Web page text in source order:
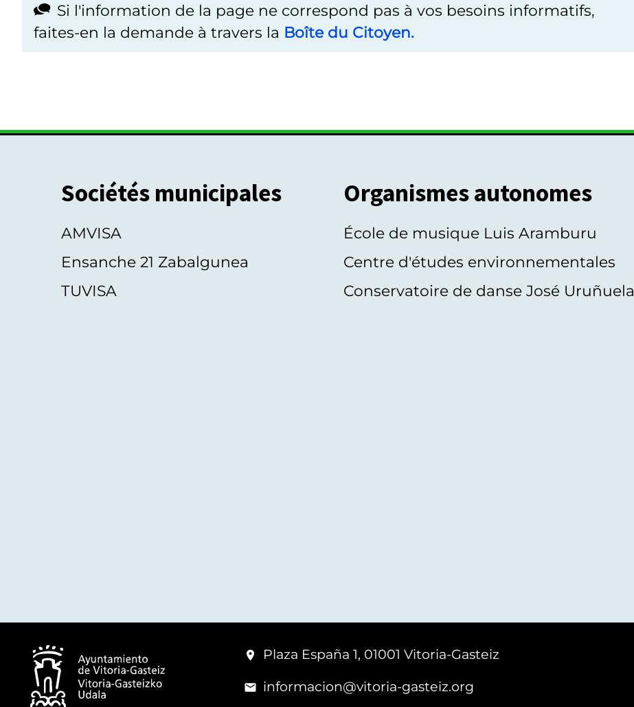
Si l'information de la page ne correspond pas à vos besoins informatifs,
faites-en la demande à travers la Boîte du Citoyen.
Sociétés municipales
AMVISA
Ensanche 21 Zabalgunea
TUVISA
Organismes autonomes
École de musique Luis Aramburu
Centre d'études environnementales
Conservatoire de danse José Uruñuela
Plaza España 1, 01001 Vitoria-Gasteiz
informacion@vitoria-gasteiz.org